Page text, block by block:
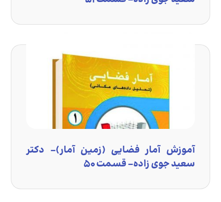
آموزش آمار فضایی (زمین آمار)- دکتر
سعید جوی زاده- قسمت ۵۰